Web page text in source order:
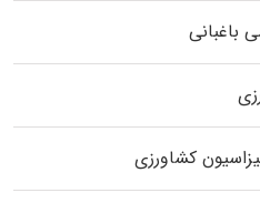
باغبانی
کشاورزی